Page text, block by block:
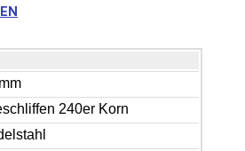
240er Korn